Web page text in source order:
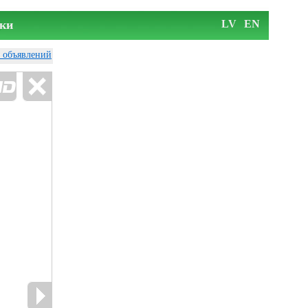
LV EN
объявлений